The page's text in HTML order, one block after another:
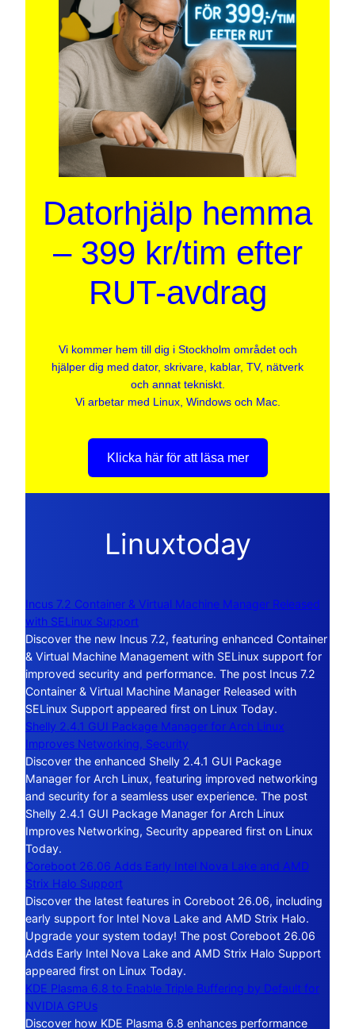
Datorhjälp hemma
– 399 kr/tim efter
RUT-avdrag
Vi kommer hem till dig i Stockholm området och
hjälper dig med dator, skrivare, kablar, TV, nätverk
och annat tekniskt.
Vi arbetar med Linux, Windows och Mac.
Klicka här för att läsa mer
Linuxtoday
Incus 7.2 Container & Virtual Machine Manager Released
with SELinux Support
Discover the new Incus 7.2, featuring enhanced Container
& Virtual Machine Management with SELinux support for
improved security and performance. The post Incus 7.2
Container & Virtual Machine Manager Released with
SELinux Support appeared first on Linux Today.
Shelly 2.4.1 GUI Package Manager for Arch Linux
Improves Networking, Security
Discover the enhanced Shelly 2.4.1 GUI Package
Manager for Arch Linux, featuring improved networking
and security for a seamless user experience. The post
Shelly 2.4.1 GUI Package Manager for Arch Linux
Improves Networking, Security appeared first on Linux
Today.
Coreboot 26.06 Adds Early Intel Nova Lake and AMD
Strix Halo Support
Discover the latest features in Coreboot 26.06, including
early support for Intel Nova Lake and AMD Strix Halo.
Upgrade your system today! The post Coreboot 26.06
Adds Early Intel Nova Lake and AMD Strix Halo Support
appeared first on Linux Today.
KDE Plasma 6.8 to Enable Triple Buffering by Default for
NVIDIA GPUs
Discover how KDE Plasma 6.8 enhances performance